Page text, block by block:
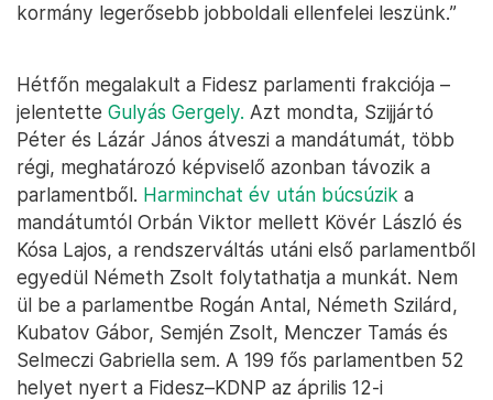
kormány legerősebb jobboldali ellenfelei leszünk.”
Hétfőn megalakult a Fidesz parlamenti frakciója –
jelentette Gulyás Gergely. Azt mondta, Szijjártó
Péter és Lázár János átveszi a mandátumát, több
régi, meghatározó képviselő azonban távozik a
parlamentből. Harminchat év után búcsúzik a
mandátumtól Orbán Viktor mellett Kövér László és
Kósa Lajos, a rendszerváltás utáni első parlamentből
egyedül Németh Zsolt folytathatja a munkát. Nem
ül be a parlamentbe Rogán Antal, Németh Szilárd,
Kubatov Gábor, Semjén Zsolt, Menczer Tamás és
Selmeczi Gabriella sem. A 199 fős parlamentben 52
helyet nyert a Fidesz–KDNP az április 12-i